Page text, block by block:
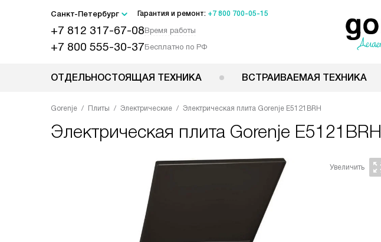
Санкт-Петербург Гарантия и ремонт: +7 800 700-05-15
+7 812 317-67-08Время работы
+7 800 555-30-37Бесплатно по РФ
ОТДЕЛЬНОСТОЯЩАЯ ТЕХНИКА ВСТРАИВАЕМАЯ ТЕХНИКА
Gorenje Плиты Электрические Электрическая плита Gorenje E5121BRH
Электрическая плита Gorenje E5121BRH